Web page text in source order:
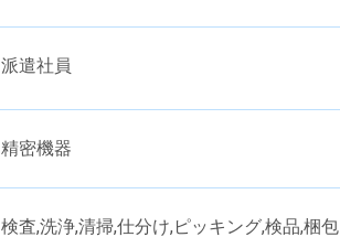
派遣社員
精密機器
検査,洗浄,清掃,仕分け,ピッキング,検品,梱包